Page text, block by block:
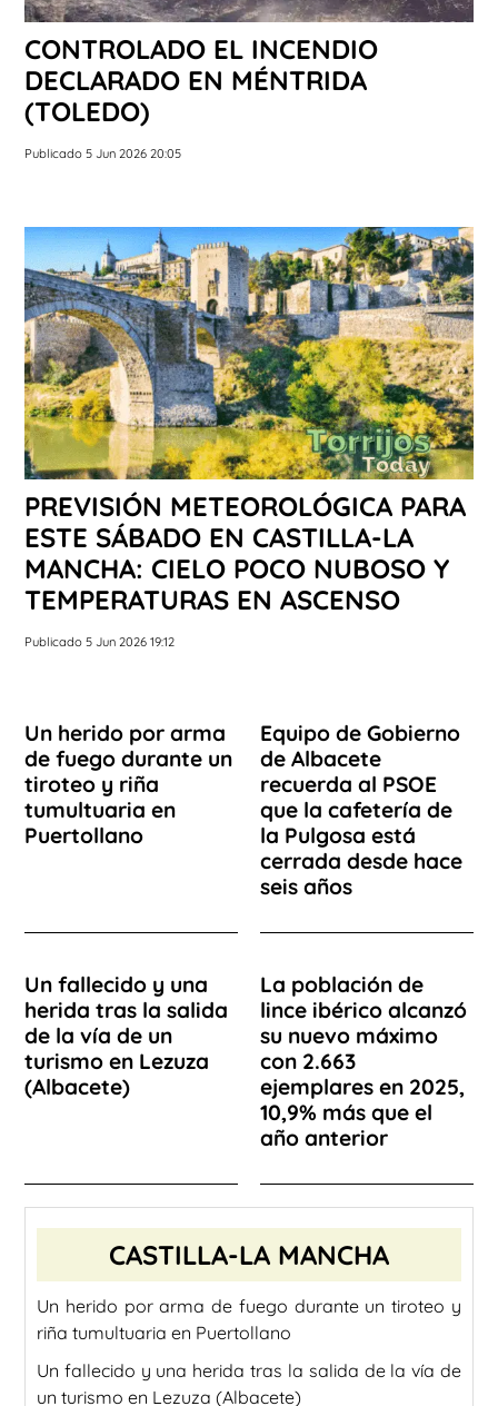
CONTROLADO EL INCENDIO
DECLARADO EN MÉNTRIDA
(TOLEDO)
Publicado 5 Jun 2026 20:05
PREVISIÓN METEOROLÓGICA PARA
ESTE SÁBADO EN CASTILLA-LA
MANCHA: CIELO POCO NUBOSO Y
TEMPERATURAS EN ASCENSO
Publicado 5 Jun 2026 19:12
Un herido por arma
de fuego durante un
tiroteo y riña
tumultuaria en
Puertollano
Equipo de Gobierno
de Albacete
recuerda al PSOE
que la cafetería de
la Pulgosa está
cerrada desde hace
seis años
Un fallecido y una
herida tras la salida
de la vía de un
turismo en Lezuza
(Albacete)
La población de
lince ibérico alcanzó
su nuevo máximo
con 2.663
ejemplares en 2025,
10,9% más que el
año anterior
CASTILLA-LA MANCHA
Un herido por arma de fuego durante un tiroteo y
riña tumultuaria en Puertollano
Un fallecido y una herida tras la salida de la vía de
un turismo en Lezuza (Albacete)